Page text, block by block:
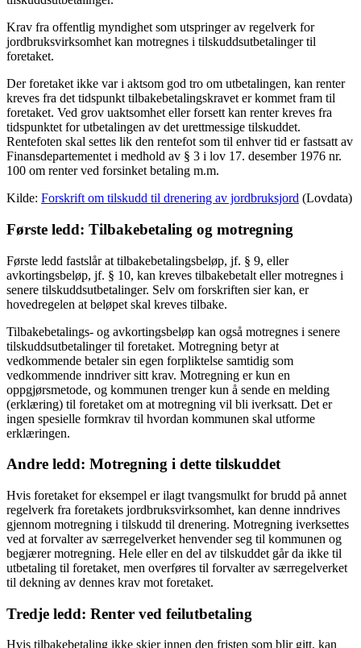
Krav fra offentlig myndighet som utspringer av regelverk for
jordbruksvirksomhet kan motregnes i tilskuddsutbetalinger til
foretaket.
Der foretaket ikke var i aktsom god tro om utbetalingen, kan renter
kreves fra det tidspunkt tilbakebetalingskravet er kommet fram til
foretaket. Ved grov uaktsomhet eller forsett kan renter kreves fra
tidspunktet for utbetalingen av det urettmessige tilskuddet.
Rentefoten skal settes lik den rentefot som til enhver tid er fastsatt av
Finansdepartementet i medhold av § 3 i lov 17. desember 1976 nr.
100 om renter ved forsinket betaling m.m.
Kilde: Forskrift om tilskudd til drenering av jordbruksjord (Lovdata)
Første ledd: Tilbakebetaling og motregning
Første ledd fastslår at tilbakebetalingsbeløp, jf. § 9, eller
avkortingsbeløp, jf. § 10, kan kreves tilbakebetalt eller motregnes i
senere tilskuddsutbetalinger. Selv om forskriften sier kan, er
hovedregelen at beløpet skal kreves tilbake.
Tilbakebetalings- og avkortingsbeløp kan også motregnes i senere
tilskuddsutbetalinger til foretaket. Motregning betyr at
vedkommende betaler sin egen forpliktelse samtidig som
vedkommende inndriver sitt krav. Motregning er kun en
oppgjørsmetode, og kommunen trenger kun å sende en melding
(erklæring) til foretaket om at motregning vil bli iverksatt. Det er
ingen spesielle formkrav til hvordan kommunen skal utforme
erklæringen.
Andre ledd: Motregning i dette tilskuddet
Hvis foretaket for eksempel er ilagt tvangsmulkt for brudd på annet
regelverk fra foretakets jordbruksvirksomhet, kan denne inndrives
gjennom motregning i tilskudd til drenering. Motregning iverksettes
ved at forvalter av særregelverket henvender seg til kommunen og
begjærer motregning. Hele eller en del av tilskuddet går da ikke til
utbetaling til foretaket, men overføres til forvalter av særregelverket
til dekning av dennes krav mot foretaket.
Tredje ledd: Renter ved feilutbetaling
Hvis tilbakebetaling ikke skjer innen den fristen som blir gitt, kan